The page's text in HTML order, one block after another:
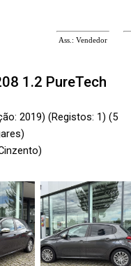
Ass.: Vendedor
1.2 PureTech
2019) (Registos: 1) (5